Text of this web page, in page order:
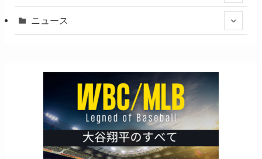
ニュース